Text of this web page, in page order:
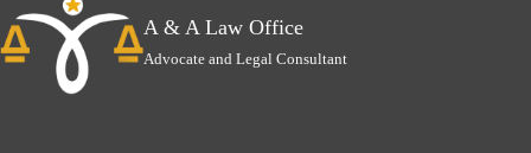
A & A Law Office
Advocate and Legal Consultant